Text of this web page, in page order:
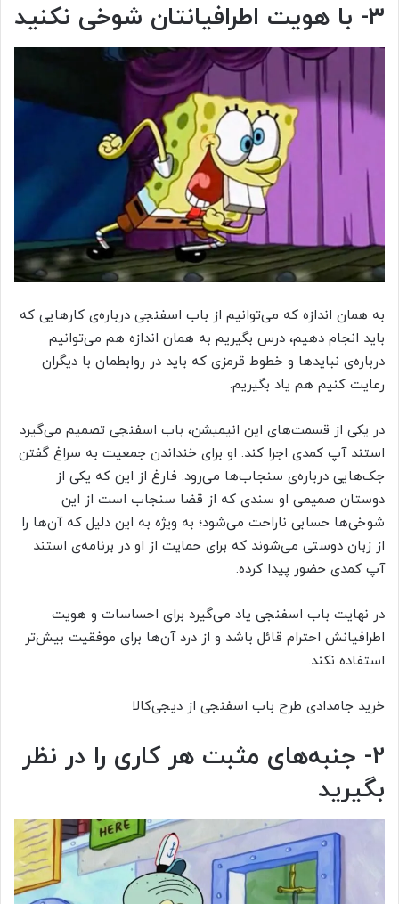
۳- با هویت اطرافیانتان شوخی نکنید
به همان اندازه که می‌توانیم از باب اسفنجی درباره‌ی کارهایی که
باید انجام دهیم، درس بگیریم به همان اندازه هم می‌توانیم
درباره‌ی نبایدها و خطوط قرمزی که باید در روابطمان با دیگران
رعایت کنیم هم یاد بگیریم.
در یکی از قسمت‌های این انیمیشن، باب اسفنجی تصمیم می‌گیرد
استند آپ کمدی اجرا کند. او برای خنداندن جمعیت به سراغ گفتن
جک‌هایی درباره‌ی سنجاب‌ها می‌رود. فارغ از این که یکی از
دوستان صمیمی او سندی که از قضا سنجاب است از این
شوخی‌ها حسابی ناراحت می‌شود؛ به ویژه به این دلیل که آن‌ها را
از زبان دوستی می‌شوند که برای حمایت از او در برنامه‌ی استند
آپ کمدی حضور پیدا کرده.
در نهایت باب اسفنجی یاد می‌گیرد برای احساسات و هویت
اطرافیانش احترام قائل باشد و از درد آن‌ها برای موفقیت بیش‌تر
استفاده نکند.
خرید جامدادی طرح باب اسفنجی از دیجی‌کالا
۲- جنبه‌های مثبت هر کاری را در نظر
بگیرید